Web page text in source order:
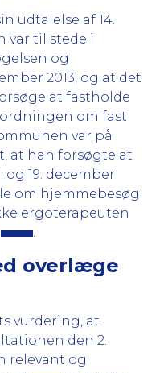
udtalelse af 14.
var til stede i
og
2013, og at det
at fastholde
ordningen om fast
var på
at han forsøgte at
og 19. december
om hjemmebesøg.
ergoterapeuten
overlæge
vurdering, at
den 2.
relevant og